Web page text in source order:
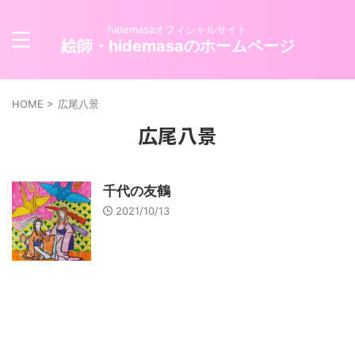
hidemasaオフィシャルサイト
絵師・hidemasaのホームページ
HOME > 広尾八景
広尾八景
千代の友鶴
2021/10/13